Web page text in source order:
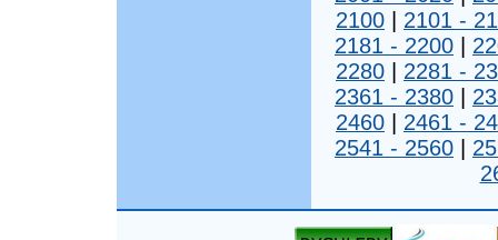
2100
2101 -
2181 - 2200
2280
2281 -
2361 - 2380
2460
2461 -
2541 - 2560